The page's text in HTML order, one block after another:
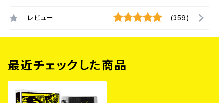
レビュー (359)
最近チェックした商品